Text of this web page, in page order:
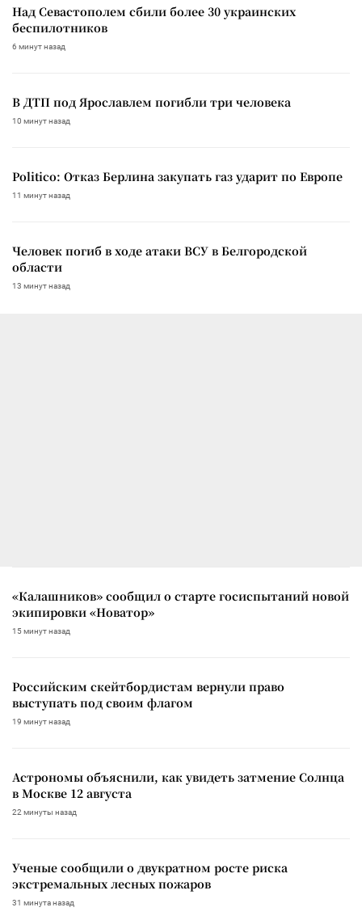
Над Севастополем сбили более 30 украинских
беспилотников
6 минут назад
В ДТП под Ярославлем погибли три человека
10 минут назад
Politico: Отказ Берлина закупать газ ударит по Европе
11 минут назад
Человек погиб в ходе атаки ВСУ в Белгородской
области
13 минут назад
«Калашников» сообщил о старте госиспытаний новой
экипировки «Новатор»
15 минут назад
Российским скейтбордистам вернули право
выступать под своим флагом
19 минут назад
Астрономы объяснили, как увидеть затмение Солнца
в Москве 12 августа
22 минуты назад
Ученые сообщили о двукратном росте риска
экстремальных лесных пожаров
31 минута назад